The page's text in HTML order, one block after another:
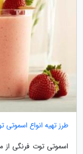
طرز تهیه انواع اسموتی
اسموتی توت فرنگی